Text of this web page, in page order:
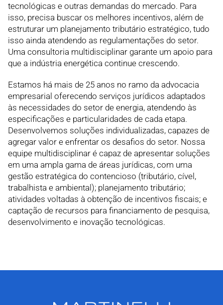
tecnológicas e outras demandas do mercado. Para
isso, precisa buscar os melhores incentivos, além de
estruturar um planejamento tributário estratégico, tudo
isso ainda atendendo as regulamentações do setor.
Uma consultoria multidisciplinar garante um apoio para
que a indústria energética continue crescendo.
Estamos há mais de 25 anos no ramo da advocacia
empresarial oferecendo serviços jurídicos adaptados
às necessidades do setor de energia, atendendo às
especificações e particularidades de cada etapa.
Desenvolvemos soluções individualizadas, capazes de
agregar valor e enfrentar os desafios do setor. Nossa
equipe multidisciplinar é capaz de apresentar soluções
em uma ampla gama de áreas jurídicas, com uma
gestão estratégica do contencioso (tributário, cível,
trabalhista e ambiental); planejamento tributário;
atividades voltadas à obtenção de incentivos fiscais; e
captação de recursos para financiamento de pesquisa,
desenvolvimento e inovação tecnológicas.